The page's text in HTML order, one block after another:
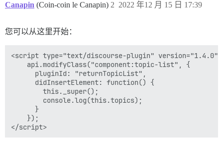
Canapin (Coin-coin le Canapin) 2022 年12 月 15 日 17:39
2
您可以从这里开始：
<script type="text/discourse-plugin" version="1.4.0">
    api.modifyClass("component:topic-list", {
      pluginId: "returnTopicList",
      didInsertElement: function() {
        this._super();
        console.log(this.topics);
      }
    });